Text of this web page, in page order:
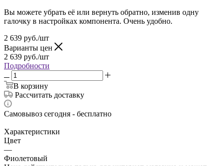
Вы можете убрать её или вернуть обратно, изменив одну
галочку в настройках компонента. Очень удобно.
2 639 руб./шт
Варианты цен
2 639 руб./шт
Подробности
В корзину
Рассчитать доставку
Самовывоз сегодня - бесплатно
Характеристики
Цвет
—
Фиолетовый